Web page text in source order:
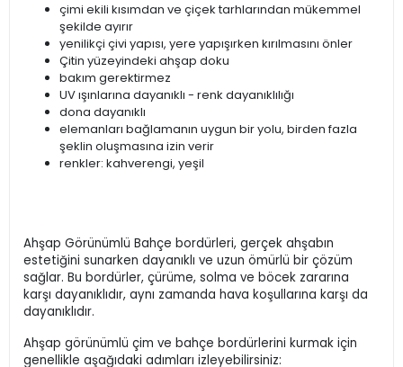
çimi ekili kısımdan ve çiçek tarhlarından mükemmel
şekilde ayırır
yenilikçi çivi yapısı, yere yapışırken kırılmasını önler
Çitin yüzeyindeki ahşap doku
bakım gerektirmez
UV ışınlarına dayanıklı - renk dayanıklılığı
dona dayanıklı
elemanları bağlamanın uygun bir yolu, birden fazla
şeklin oluşmasına izin verir
renkler: kahverengi, yeşil
Ahşap Görünümlü Bahçe bordürleri, gerçek ahşabın
estetiğini sunarken dayanıklı ve uzun ömürlü bir çözüm
sağlar. Bu bordürler, çürüme, solma ve böcek zararına
karşı dayanıklıdır, aynı zamanda hava koşullarına karşı da
dayanıklıdır.
Ahşap görünümlü çim ve bahçe bordürlerini kurmak için
genellikle aşağıdaki adımları izleyebilirsiniz: